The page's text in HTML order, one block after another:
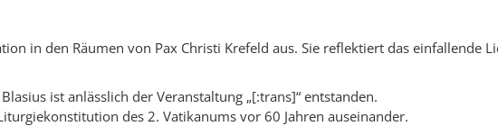
in den Räumen von Pax Christi Krefeld aus. Sie reflektiert das einfallende
ist anlässlich der Veranstaltung „[:trans]“ entstanden.
des 2. Vatikanums vor 60 Jahren auseinander.